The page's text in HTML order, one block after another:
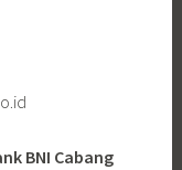
BNI Cabang